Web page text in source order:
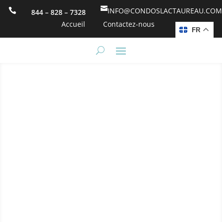
 844 – 828 – 7328 INFO@CONDOSLACTAUREAU.COM
Accueil
Contactez-nous
FR